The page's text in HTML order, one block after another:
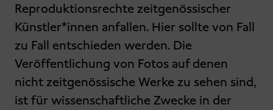
Reproduktionsrechte zeitgenössischer
Künstler*innen anfallen. Hier sollte von Fall
zu Fall entschieden werden. Die
Veröffentlichung von Fotos auf denen
nicht zeitgenössische Werke zu sehen sind,
ist für wissenschaftliche Zwecke in der